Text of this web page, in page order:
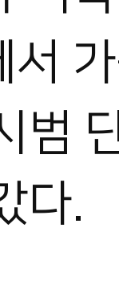
서
범
다.